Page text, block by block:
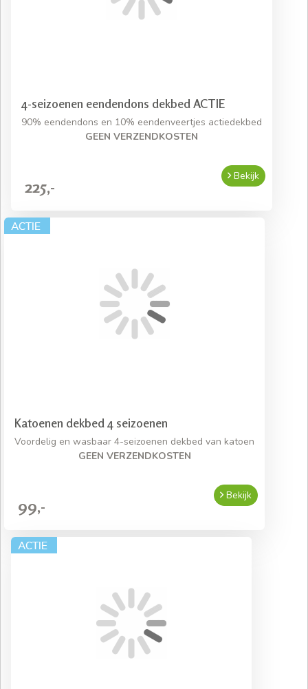
4-seizoenen eendendons dekbed ACTIE
90% eendendons en 10% eendenveertjes actiedekbed
GEEN VERZENDKOSTEN
225,-
Bekijk
Katoenen dekbed 4 seizoenen
Voordelig en wasbaar 4-seizoenen dekbed van katoen
GEEN VERZENDKOSTEN
99,-
Bekijk